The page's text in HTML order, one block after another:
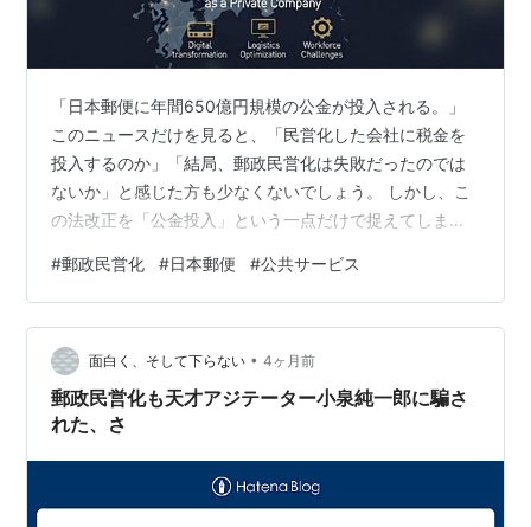
「日本郵便に年間650億円規模の公金が投入される。」
このニュースだけを見ると、「民営化した会社に税金を
投入するのか」「結局、郵政民営化は失敗だったのでは
ないか」と感じた方も少なくないでしょう。 しかし、こ
の法改正を「公金投入」という一点だけで捉えてしまう
本郵便を単純に救済するための法律ではありません。 む
しろ、日本という国が「市場原理だけでは維持できない
社会インフラを、誰が、どのように支えていくのか」と
いう現実に向き合い始めたことを示す制度改革だと私は
考えています。 これは郵便だけの話ではありません。 物
流、公共交通、医療、介護――。 人口…
#郵政民営化 #日本郵便 #公共サービス
面白く、そして下らない • 4ヶ月前
郵政民営化も天才アジテーター小泉純一郎に騙さ
れた、さ